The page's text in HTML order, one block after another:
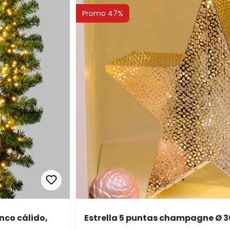
cálido,
Promo 47%
Estrella 5 puntas champagne Ø